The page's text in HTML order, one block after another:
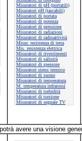
Misuratori di pH (portatili)
Misuratori pH (tascabili)
Misuratori di portata
Misuratori di potenza
Misuratori di pressione
Misuratori di radiazioni
Misuratori di radioattività
Misur. resistenza di terra
Mis. resistenza elettrica
Misuratori di rivestimenti
Misuratori di salinità
Misuratori di spessore
Misuratori stress termico
Misuratori di suono
Misuratori di temperatura
M. temperatura infrarossi
Misuratori di torbidità
Misuratori di torsione
Misuratori di segnale TV
avere una visione